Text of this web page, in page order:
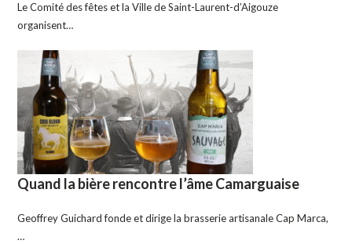
Le Comité des fêtes et la Ville de Saint-Laurent-d’Aigouze
organisent…
Quand la bière rencontre l’âme Camarguaise
Geoffrey Guichard fonde et dirige la brasserie artisanale Cap Marca,
…